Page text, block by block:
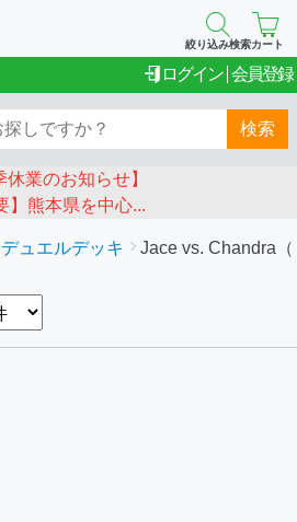
絞り込み検索カート
ログイン 会員登録
検索
休業のお知らせ】
】熊本県を中心...
デュエルデッキ Jace vs. Chandra